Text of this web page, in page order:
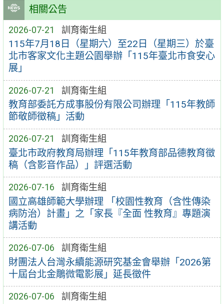
相關公告
2026-07-21 訓育衛生組
115年7月18日（星期六）至22日（星期三）於臺
北市客家文化主題公園舉辦「115年臺北市食安心
展」
2026-07-21 訓育衛生組
教育部委託方成事股份有限公司辦理「115年教師
節敬師徵稿」活動
2026-07-21 訓育衛生組
臺北市政府教育局辦理「115年教育部品德教育徵
稿（含影音作品）」評選活動
2026-07-16 訓育衛生組
國立高雄師範大學辦理 「校園性教育（含性傳染
病防治）計畫」之「家長『全面 性教育』專題演
講活動
2026-07-06 訓育衛生組
財團法人台灣永續能源研究基金會舉辦「2026第
十屆台北金鵰微電影展」延長徵件
2026-07-06 訓育衛生組